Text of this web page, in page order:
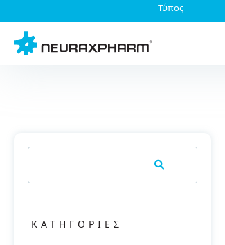
Τύπος
KΑΤΗΓΟΡΊΕΣ